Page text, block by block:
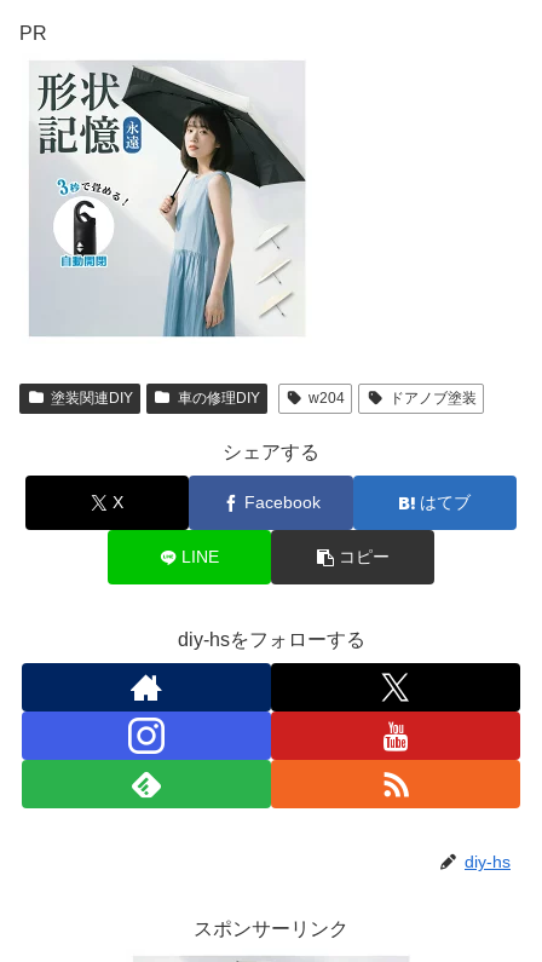
PR
塗装関連DIY 車の修理DIY w204 ドアノブ塗装
シェアする
X Facebook はてブ
LINE コピー
diy-hsをフォローする
diy-hs
スポンサーリンク